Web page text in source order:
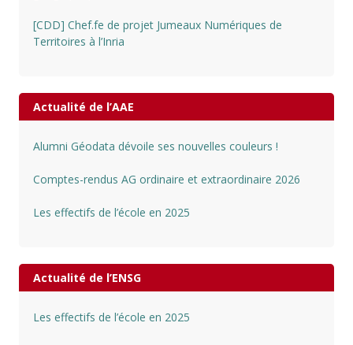
[CDD] Chef.fe de projet Jumeaux Numériques de
Territoires à l’Inria
Actualité de l’AAE
Alumni Géodata dévoile ses nouvelles couleurs !
Comptes-rendus AG ordinaire et extraordinaire 2026
Les effectifs de l’école en 2025
Actualité de l’ENSG
Les effectifs de l’école en 2025